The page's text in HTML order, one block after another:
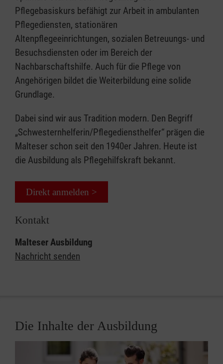
Pflegebasiskurs befähigt zur Arbeit in ambulanten
Pflegediensten, stationären
Altenpflegeeinrichtungen, sozialen Betreuungs- und
Besuchsdiensten oder im Bereich der
Nachbarschaftshilfe. Auch für die Pflege von
Angehörigen bildet die Weiterbildung eine solide
Grundlage.
Dabei sind wir aus Tradition modern. Den Begriff
„Schwesternhelferin/Pflegediensthelfer“ prägen die
Malteser schon seit den 1940er Jahren. Heute ist
die Ausbildung als Pflegehilfskraft bekannt.
Direkt anmelden >
Kontakt
Malteser Ausbildung
Nachricht senden
Die Inhalte der Ausbildung